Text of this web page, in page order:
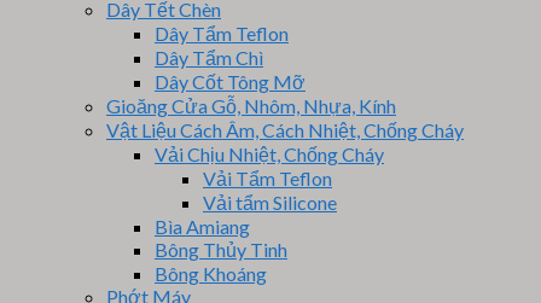
Dây Tết Chèn
Dây Tẩm Teflon
Dây Tẩm Chì
Dây Cốt Tông Mỡ
Gioăng Cửa Gỗ, Nhôm, Nhựa, Kính
Vật Liệu Cách Âm, Cách Nhiệt, Chống Cháy
Vải Chịu Nhiệt, Chống Cháy
Vải Tẩm Teflon
Vải tẩm Silicone
Bìa Amiang
Bông Thủy Tinh
Bông Khoáng
Phớt Máy